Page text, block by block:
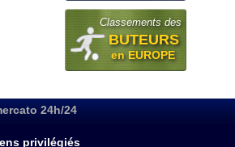
Classements des
BUTEURS
en EUROPE
24h/24
privilégiés